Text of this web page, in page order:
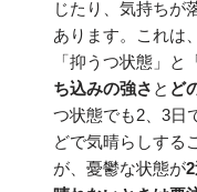
じたり、気持ちが
あります。これは
「抑うつ状態」と
ち込みの強さ と ど
つ状態でも2、3日
どで気晴らしする
が、憂鬱な状態が